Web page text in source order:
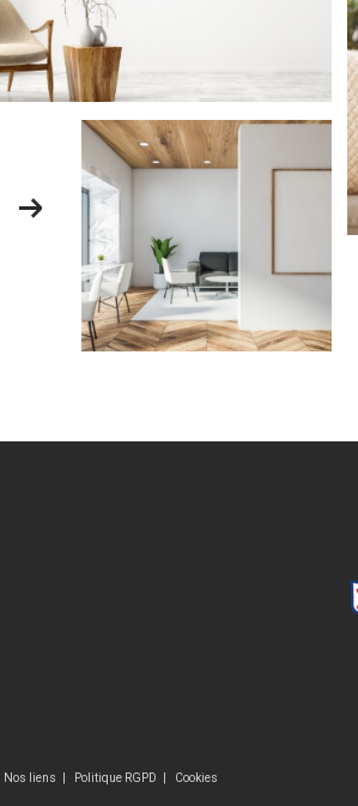
Nos liens Politique RGPD Cookies